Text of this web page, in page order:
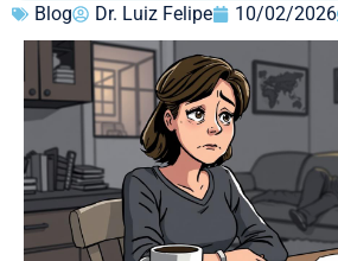
Blog Dr. Luiz Felipe 10/02/2026